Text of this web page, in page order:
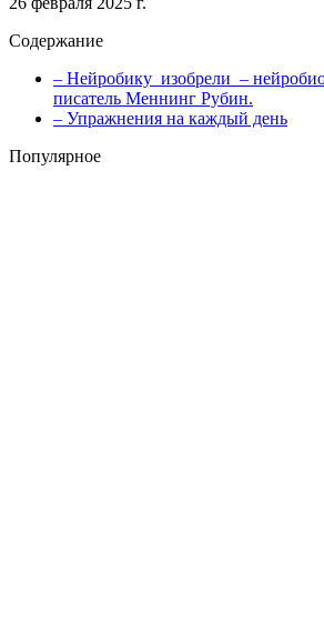
Содержание
– Нейробику изобрели –
писатель Меннинг Рубин.
– Упражнения на каждый день
Популярное